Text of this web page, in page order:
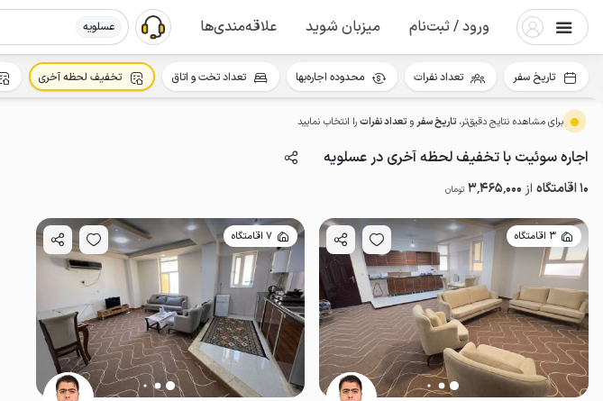
ورود / ثبت‌نام میزبان شوید علاقه‌مندی‌ها عسلویه
برای مشاهده نتایج دقیق‌تر، تاریخ سفرو تعداد نفراترا انتخاب نمایید
اجاره سوئیت با تخفیف لحظه آخری در عسلویه
10 اقامتگاه از 3٬465٬000 تومان
3 اقامتگاه 7 اقامتگاه
تاریخ سفر تعداد نفرات محدوده اجاره‌بها تعداد تخت و اتاق تخفیف لحظه‌ آخری